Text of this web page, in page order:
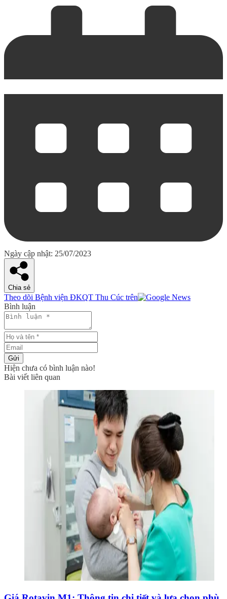
Ngày cập nhật: 25/07/2023
Chia sẻ
Theo dõi Bệnh viện ĐKQT Thu Cúc trên
Bình luận
Gửi
Hiện chưa có bình luận nào!
Bài viết liên quan